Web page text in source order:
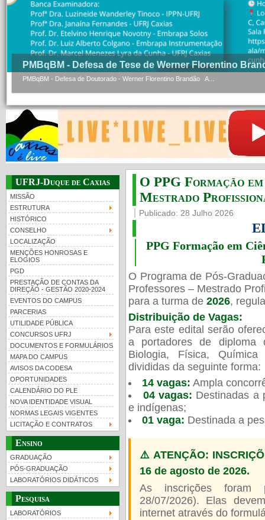
PMBqBM - Defesa de Tese de Werner Florentino
PMBqBM - Defesa de Doutorado - Werner Florentino Brandão A...
UFRJ-Duque de Caxias
MISSÃO
ESTRUTURA
HISTÓRICO
CONSELHO
LOCALIZAÇÃO
MENÇÕES HONROSAS E
ELOGIOS
PGD
PRESTAÇÃO DE CONTAS DA
DIREÇÃO - GESTÃO 2020-2024
EVENTOS DO CAMPUS
PARCERIAS
UTILIDADE PÚBLICA
CONCURSOS UFRJ
DOCUMENTOS E FORMULÁRIOS
MAPA DO CAMPUS
AVISOS DA CODESA
OPORTUNIDADES
CALENDÁRIO DO PLE
NOVA IDENTIDADE VISUAL
NORMAS LEGAIS VIGENTES
LICITAÇÃO E CONTRATOS
Ensino
GRADUAÇÃO
PÓS-GRADUAÇÃO
LABORATÓRIOS DIDÁTICOS
Pesquisa
LABORATÓRIOS
O PPG Formação
Mestrado
Publicado: 28 Julho 2026
PPG Formação em
O Programa de Pós-
Professores – Mestrado
para a turma de 2026,
Distribuição de Vagas:
Para este edital serão
a portadores de diploma
Biologia, Física,
divididas da seguinte forma:
14 vagas: Ampla
04 vagas: Destinadas a
e indígenas;
01 vaga: Destinada a
⚠️ ATENÇÃO:
16 de agosto de 2026.
As inscrições foram
28/07/2026). Elas
internet através do
UFRJ 100 anos